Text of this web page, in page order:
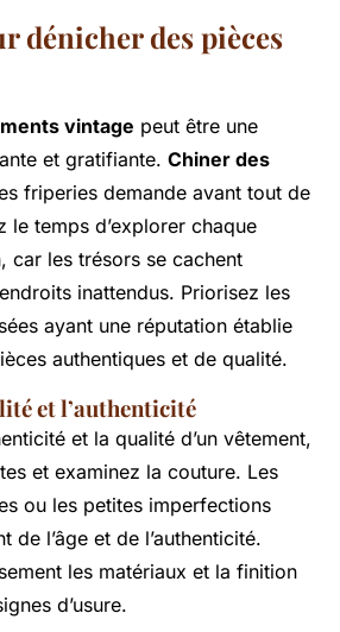
dénicher des pièces
vintage peut être une
et gratifiante. Chiner des
friperies demande avant tout de
le temps d’explorer chaque
car les trésors se cachent
inattendus. Priorisez les
ayant une réputation établie
authentiques et de qualité.
et l’authenticité
et la qualité d’un vêtement,
et examinez la couture. Les
ou les petites imperfections
de l’âge et de l’authenticité.
les matériaux et la finition
d’usure.